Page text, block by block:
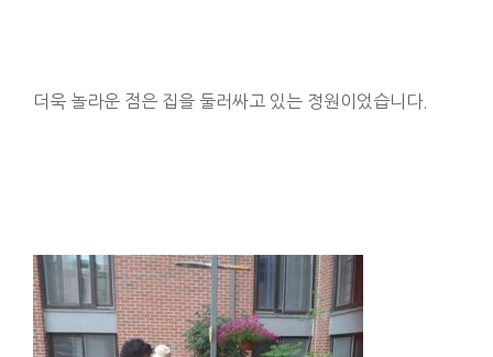
더욱 놀라운 점은 집을 둘러싸고 있는 정원이었습니다.